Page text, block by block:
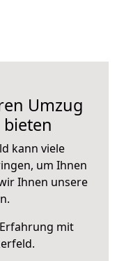
Umzug
kann viele
um Ihnen
Ihnen unsere
mit
.